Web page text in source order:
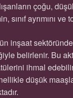
çoğu,
sınıf ayrımını
inşaat
belirlenir. Bu
ihmal
düşük